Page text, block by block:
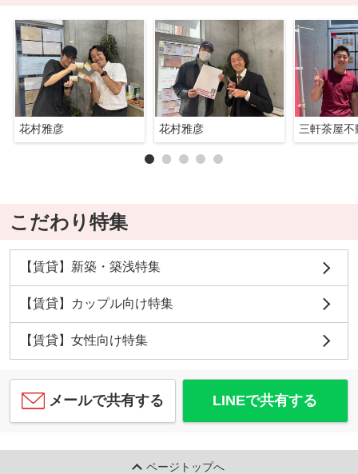
花村雅彦 花村雅彦 三軒茶屋不
こだわり特集
【賃貸】新築・築浅特集
【賃貸】カップル向け特集
【賃貸】女性向け特集
メールで共有する LINEで共有する
ページトップへ